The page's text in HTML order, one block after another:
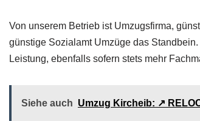
Von unserem Betrieb ist Umzugsfirma,
günstige Sozialamt Umzüge das
Leistung, ebenfalls sofern stets mehr
Siehe auch Umzug Kircheib: ↗️